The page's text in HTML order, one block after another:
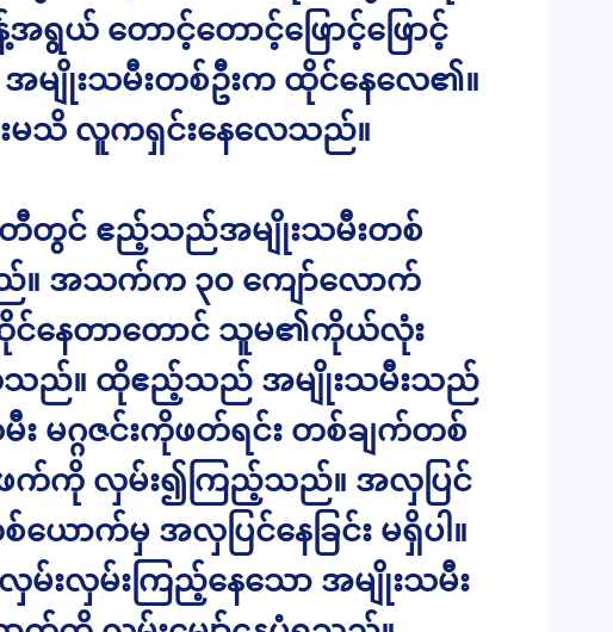
ရွယ် တောင့်တောင့်ဖြောင့်ဖြောင့်
အမျိုးသမီးတစ်ဦးက ထိုင်နေလေ၏။
သိ လူကရှင်းနေလေသည်။
တွင် ဧည့်သည်အမျိုးသမီးတစ်
။ အသက်က ၃၀ ကျော်လောက်
င်နေတာတောင် သူမ၏ကိုယ်လုံး
ည်။ ထိုဧည့်သည် အမျိုးသမီးသည်
မဂ္ဂဇင်းကိုဖတ်ရင်း တစ်ချက်တစ်
ဖက်ကို လှမ်း၍ကြည့်သည်။ အလှပြင်
ောက်မှ အလှပြင်နေခြင်း မရှိပါ။
မ်းလှမ်းကြည့်နေသော အမျိုးသမီး